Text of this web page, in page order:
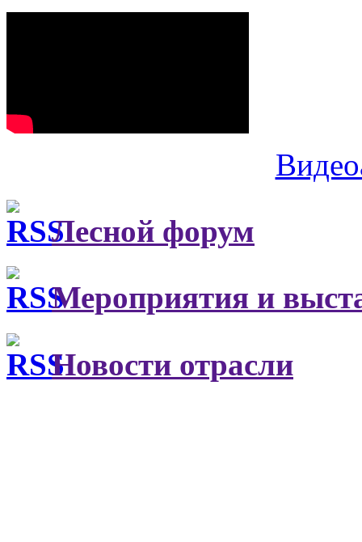
Лесной форум
Мероприятия и
Новости отрасли